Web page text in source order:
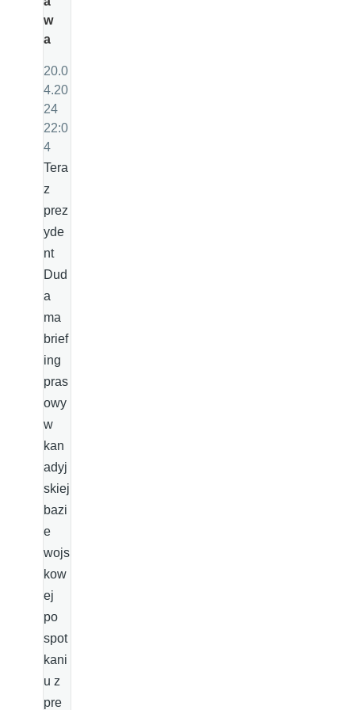
w
a
20.0
4.20
24
22:0
4
Tera
z
prez
yde
nt
Dud
a
ma
brief
ing
pras
owy
w
kan
adyj
skiej
bazi
e
wojs
kow
ej
po
spot
kani
u z
pre